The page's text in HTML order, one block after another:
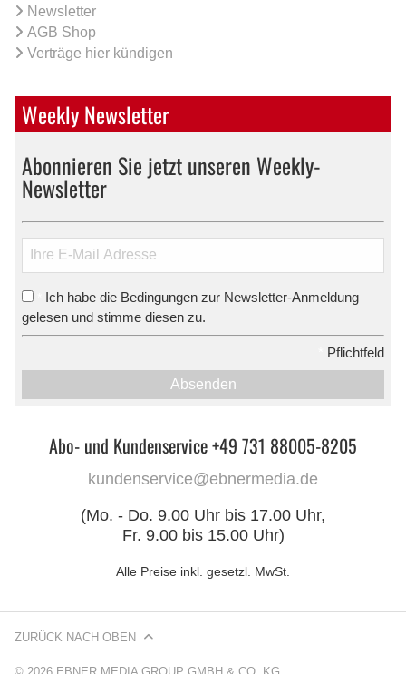
Newsletter
AGB Shop
Verträge hier kündigen
Weekly Newsletter
Abonnieren Sie jetzt unseren Weekly-
Newsletter
Ich habe die Bedingungen zur Newsletter-Anmeldung
gelesen und stimme diesen zu.
Pflichtfeld
Absenden
Abo- und Kundenservice +49 731 88005-8205
kundenservice@ebnermedia.de
(Mo. - Do. 9.00 Uhr bis 17.00 Uhr,
Fr. 9.00 bis 15.00 Uhr)
Alle Preise inkl. gesetzl. MwSt.
ZURÜCK NACH OBEN